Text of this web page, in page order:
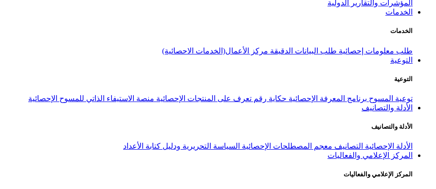
المؤشرات والتقارير الدولية
الخدمات
الخدمات
طلب معلومات إحصائية طلب البيانات الدقيقة مركز الأعمال(الخدمات الاحصائية)
التوعية
التوعية
توعية المسوح برنامج المعرفة الإحصائية حكاية رقم تعرف على المنتجات الإحصائية منصة الاستيفاء الذاتي للمسوح الإحصائية
الأدلة والتصانيف
الأدلة والتصانيف
الأدلة الإحصائية التصانيف معجم المصطلحات الإحصائية السياسة التحريرية ودليل كتابة الأعداد
المركز الإعلامي والفعاليات
المركز الإعلامي والفعاليات